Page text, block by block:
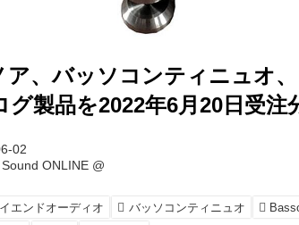
ア、バッソコンティニュオ
グ製品を2022年6月20日受注
02
ONLINE @
エンドオーディオ バッソコンティニュオ